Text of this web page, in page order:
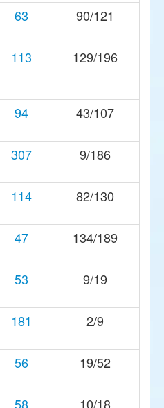
63 90/121
113 129/196
94 43/107
307 9/186
114 82/130
47 134/189
53 9/19
181 2/9
56 19/52
58 10/18